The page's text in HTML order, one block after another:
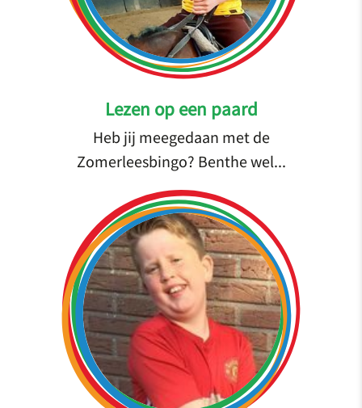
Lezen op een paard
Heb jij meegedaan met de
Zomerleesbingo? Benthe wel...